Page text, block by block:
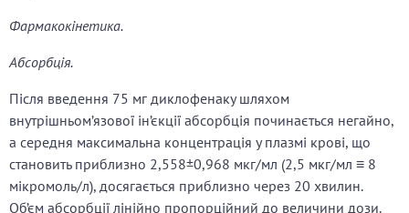
Фармакокінетика.
Абсорбція.
Після введення 75 мг диклофенаку шляхом
внутрішньом’язової ін’єкції абсорбція починається негайно,
а середня максимальна концентрація у плазмі крові, що
становить приблизно 2,558±0,968 мкг/мл (2,5 мкг/мл ≡ 8
мікромоль/л), досягається приблизно через 20 хвилин.
Об’єм абсорбції лінійно пропорційний до величини дози.